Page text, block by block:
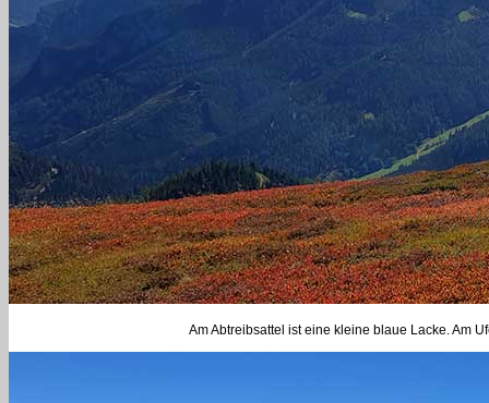
Am Abtreibsattel ist eine kleine blaue Lacke. Am